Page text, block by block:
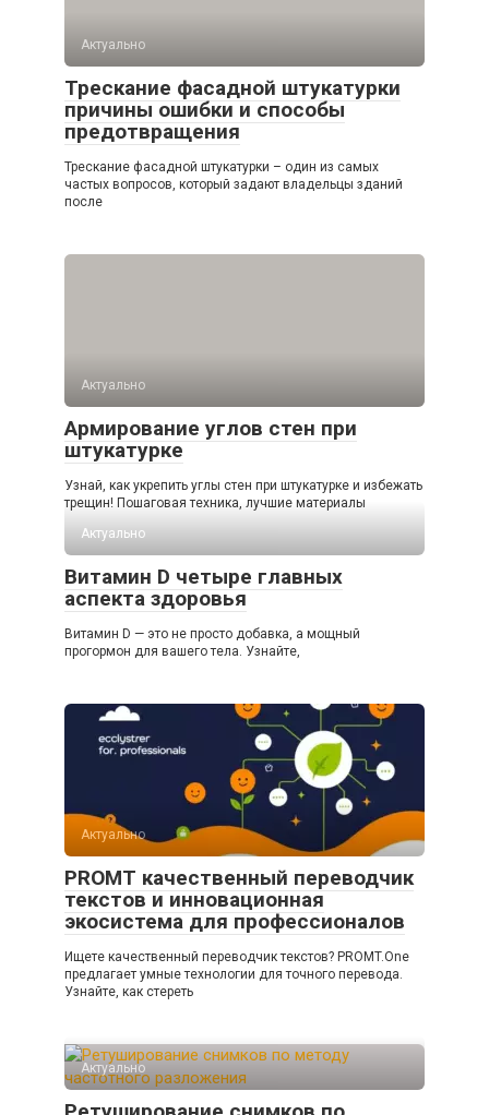
Актуально
Трескание фасадной штукатурки
причины ошибки и способы
предотвращения
Трескание фасадной штукатурки – один из самых
частых вопросов, который задают владельцы зданий
после
Актуально
Армирование углов стен при
штукатурке
Узнай, как укрепить углы стен при штукатурке и избежать
трещин! Пошаговая техника, лучшие материалы
Актуально
Витамин D четыре главных
аспекта здоровья
Витамин D — это не просто добавка, а мощный
прогормон для вашего тела. Узнайте,
Актуально
PROMT качественный переводчик
текстов и инновационная
экосистема для профессионалов
Ищете качественный переводчик текстов? PROMT.One
предлагает умные технологии для точного перевода.
Узнайте, как стереть
Актуально